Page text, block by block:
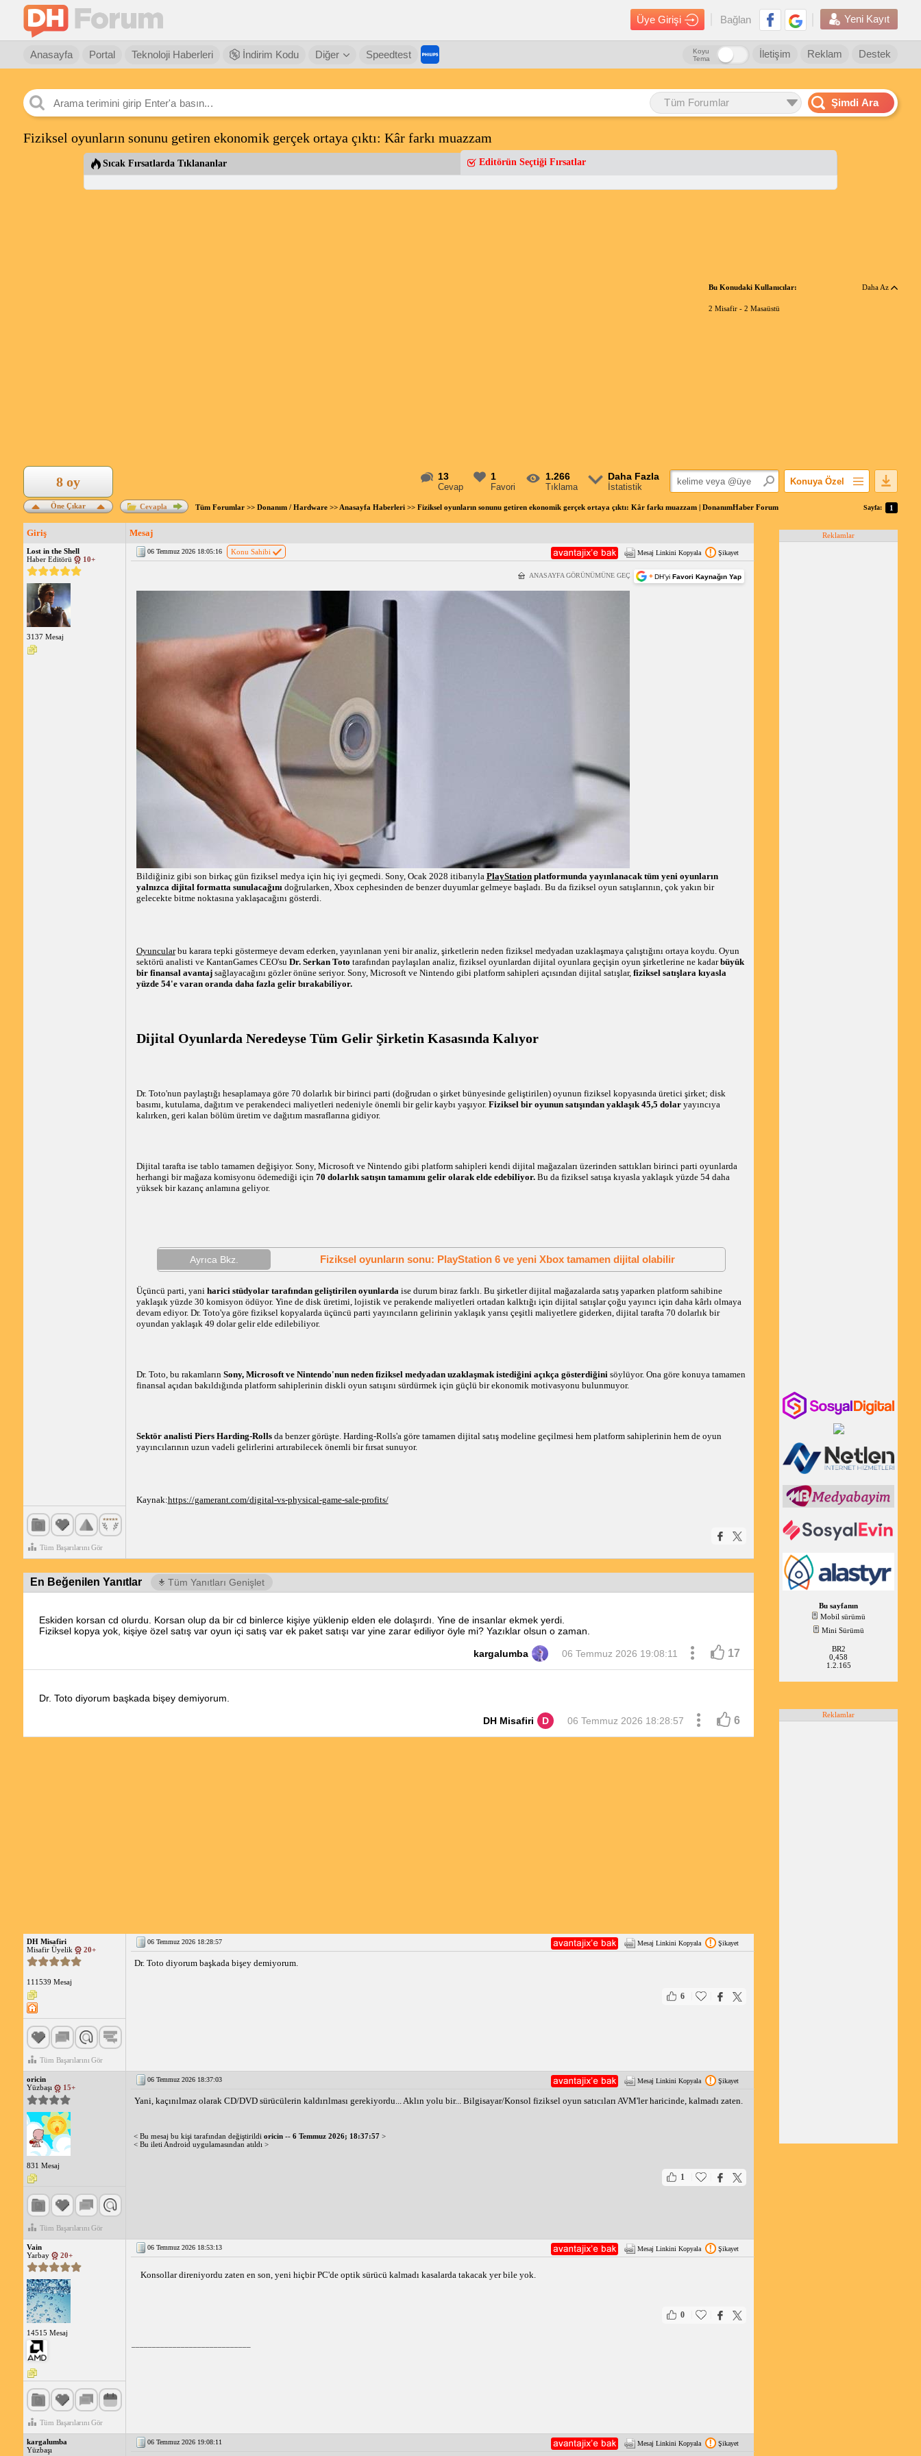
Üye Girişi Bağlan Yeni Kayıt
Anasayfa Portal Teknoloji Haberleri İndirim Kodu Diğer Speedtest Destek
Reklam
İletişim
Koyu
Tema
Tüm Forumlar Şimdi Ara
Fiziksel oyunların sonunu getiren ekonomik gerçek ortaya çıktı: Kâr farkı muazzam
Sıcak Fırsatlarda Tıklananlar Editörün Seçtiği Fırsatlar
Bu Konudaki Kullanıcılar: Daha Az
2 Misafir - 2 Masaüstü
13
Cevap
1
Favori
1.266
Tıklama
Daha Fazla
İstatistik
Konuya Özel
Popüler Mesajlar
Öne Çıkar
8 oy
Cevapla Tüm Forumlar>> Donanım / Hardware>> Anasayfa Haberleri>> Fiziksel oyunların sonunu getiren ekonomik gerçek ortaya çıktı: Kâr farkı muazzam | DonanımHaber Forum Sayfa: 1
Giriş Mesaj
Lost in the Shell
Haber Editörü
10+
3137 Mesaj
Tüm Başarılarını Gör
06 Temmuz 2026 18:05:16 Konu Sahibi Mesaj Linkini Kopyala Şikayet
+ DH’yi Favori Kaynağın Yap
ANASAYFA GÖRÜNÜMÜNE GEÇ
Bildiğiniz gibi son birkaç gün fiziksel medya için hiç iyi geçmedi. Sony, Ocak 2028 itibarıyla PlayStationplatformunda yayınlanacak tüm yeni oyunların
yalnızca dijital formatta sunulacağınıdoğrularken, Xbox cephesinden de benzer duyumlar gelmeye başladı. Bu da fiziksel oyun satışlarının, çok yakın bir
gelecekte bitme noktasına yaklaşacağını gösterdi.
Oyuncularbu karara tepki göstermeye devam ederken, yayınlanan yeni bir analiz, şirketlerin neden fiziksel medyadan uzaklaşmaya çalıştığını ortaya koydu. Oyun
sektörü analisti ve KantanGames CEO'su Dr. Serkan Toto tarafından paylaşılan analiz, fiziksel oyunlardan dijital oyunlara geçişin oyun şirketlerine ne kadarbüyük
bir finansal avantajsağlayacağını gözler önüne seriyor. Sony, Microsoft ve Nintendo gibi platform sahipleri açısından dijital satışlar,fiziksel satışlara kıyasla
yüzde 54'e varan oranda daha fazla gelir bırakabiliyor.
Dijital Oyunlarda Neredeyse Tüm Gelir Şirketin Kasasında Kalıyor
Dr. Toto'nun paylaştığı hesaplamaya göre 70 dolarlık bir birinci parti (doğrudan o şirket bünyesinde geliştirilen) oyunun fiziksel kopyasında üretici şirket; disk
basımı, kutulama, dağıtım ve perakendeci maliyetleri nedeniyle önemli bir gelir kaybı yaşıyor. Fiziksel bir oyunun satışından yaklaşık 45,5 dolaryayıncıya
kalırken, geri kalan bölüm üretim ve dağıtım masraflarına gidiyor.
Dijital tarafta ise tablo tamamen değişiyor. Sony, Microsoft ve Nintendo gibi platform sahipleri kendi dijital mağazaları üzerinden sattıkları birinci parti oyunlarda
herhangi bir mağaza komisyonu ödemediği için70 dolarlık satışın tamamını gelir olarak elde edebiliyor.Bu da fiziksel satışa kıyasla yaklaşık yüzde 54 daha
yüksek bir kazanç anlamına geliyor.
Ayrıca Bkz. Fiziksel oyunların sonu: PlayStation 6 ve yeni Xbox tamamen dijital olabilir
Üçüncü parti, yani harici stüdyolar tarafından geliştirilen oyunlardaise durum biraz farklı. Bu şirketler dijital mağazalarda satış yaparken platform sahibine
yaklaşık yüzde 30 komisyon ödüyor. Yine de disk üretimi, lojistik ve perakende maliyetleri ortadan kalktığı için dijital satışlar çoğu yayıncı için daha kârlı olmaya
devam ediyor. Dr. Toto'ya göre fiziksel kopyalarda üçüncü parti yayıncıların gelirinin yaklaşık yarısı çeşitli maliyetlere giderken, dijital tarafta 70 dolarlık bir
oyundan yaklaşık 49 dolar gelir elde edilebiliyor.
Dr. Toto, bu rakamların Sony, Microsoft ve Nintendo'nun neden fiziksel medyadan uzaklaşmak istediğini açıkça gösterdiğini söylüyor. Ona göre konuya tamamen
finansal açıdan bakıldığında platform sahiplerinin diskli oyun satışını sürdürmek için güçlü bir ekonomik motivasyonu bulunmuyor.
Sektör analisti Piers Harding-Rollsda benzer görüşte. Harding-Rolls'a göre tamamen dijital satış modeline geçilmesi hem platform sahiplerinin hem de oyun
yayıncılarının uzun vadeli gelirlerini artırabilecek önemli bir fırsat sunuyor.
Kaynak:https://gamerant.com/digital-vs-physical-game-sale-profits/
En Beğenilen Yanıtlar Tüm Yanıtları Genişlet
Eskiden korsan cd olurdu. Korsan olup da bir cd binlerce kişiye yüklenip elden ele dolaşırdı. Yine de insanlar ekmek yerdi.
Fiziksel kopya yok, kişiye özel satış var oyun içi satış var ek paket satışı var yine zarar ediliyor öyle mi? Yazıklar olsun o zaman.
kargalumba 06 Temmuz 2026 19:08:11 17
Dr. Toto diyorum başkada bişey demiyorum.
DH Misafiri D 06 Temmuz 2026 18:28:57 6
DH Misafiri
Misafir Üyelik
20+
111539 Mesaj
Tüm Başarılarını Gör
06 Temmuz 2026 18:28:57 Mesaj Linkini Kopyala Şikayet
Dr. Toto diyorum başkada bişey demiyorum.
6
oricin
Yüzbaşı
15+
831 Mesaj
Tüm Başarılarını Gör
06 Temmuz 2026 18:37:03 Mesaj Linkini Kopyala Şikayet
Yani, kaçınılmaz olarak CD/DVD sürücülerin kaldırılması gerekiyordu... Aklın yolu bir... Bilgisayar/Konsol fiziksel oyun satıcıları AVM'ler haricinde, kalmadı zaten.
< Bu mesaj bu kişi tarafından değiştirildi oricin-- 6 Temmuz 2026; 18:37:57 >
< Bu ileti Android uygulamasından atıldı >
1
Vain
Yarbay
20+
14515 Mesaj
Tüm Başarılarını Gör
06 Temmuz 2026 18:53:13 Mesaj Linkini Kopyala Şikayet
Konsollar direniyordu zaten en son, yeni hiçbir PC'de optik sürücü kalmadı kasalarda takacak yer bile yok.
0
kargalumba
Yüzbaşı
06 Temmuz 2026 19:08:11 Mesaj Linkini Kopyala Şikayet
Reklamlar
Bu sayfanın
Mobil sürümü
Mini Sürümü
BR2
0,458
1.2.165
Reklamlar